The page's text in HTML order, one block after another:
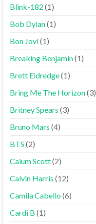
Blink-182 (1)
Bob Dylan(1)
Bon Jovi(1)
Breaking Benjamin(1)
Brett Eldredge(1)
Bring Me The Horizon(3)
Britney Spears (3)
Bruno Mars (4)
BTS (2)
Calum Scott(2)
Calvin Harris (12)
Camila Cabello(6)
Cardi B (1)